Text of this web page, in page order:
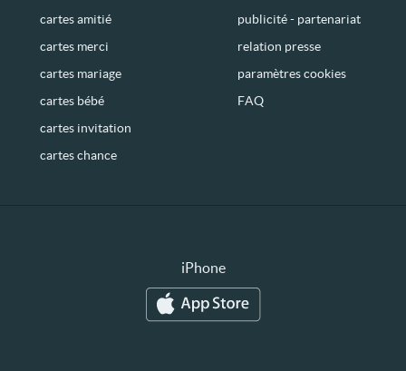
cartes amitié
cartes merci
cartes mariage
cartes bébé
cartes invitation
cartes chance
publicité - partenariat
relation presse
paramètres cookies
FAQ
iPhone